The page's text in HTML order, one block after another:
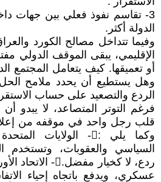
3- تقاسم نفوذ فعلي بين جهات
الدولة أكثر.
وفيما تتداخل مصالح الكورد
الإقليمي، يبقى الموقف الدولي
أو تعميقها. كيف يتعامل المجتمع
وهل يستطيع أن يحدد ملامح
الردع والتصعيد على حساب
فرغم التوتر المتصاعد، لا يبدو
قلب رجل واحد في موقفه من
وكما يلي :𔆑- الولايات
السياسي والعقوبات، وتستخدم
ردع، لا كخيار